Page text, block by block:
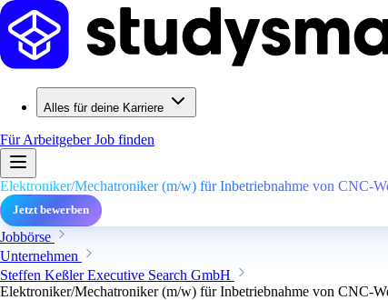
Alles für deine Karriere
Für ArbeitgeberJob finden
Elektroniker/Mechatroniker (m/w) für Inbetriebnahme von CNC-
Jetzt bewerben
Jobbörse
Unternehmen
Steffen Keßler Executive Search GmbH
Elektroniker/Mechatroniker (m/w) für Inbetriebnahme von CNC-